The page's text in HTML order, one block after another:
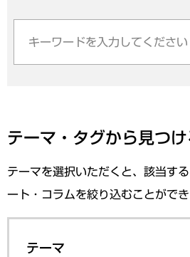
テーマ・タグから見つけ
テーマを選択いただくと、該当す
ート・コラムを絞り込むことができ
テーマ